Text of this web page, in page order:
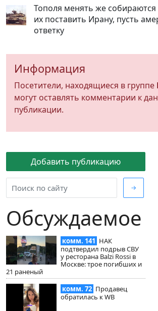
Добавить публикацию
→
Обсуждаемое
комм. 141 НАК
подтвердил подрыв СВУ
у ресторана Balzi Rossi в
Москве: трое погибших и
21 раненый
комм. 72 Продавец
обратилась к WB
Тополя менять же
их поставить Ирану, пусть
ответку
Информация
Посетители, находящиеся в группе
могут оставлять комментарии к
публикации.